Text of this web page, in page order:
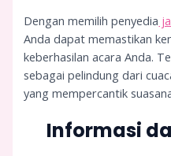
Dengan memilih penyedia
Anda dapat memastikan
keberhasilan acara Anda.
sebagai pelindung dari
yang mempercantik
Informasi